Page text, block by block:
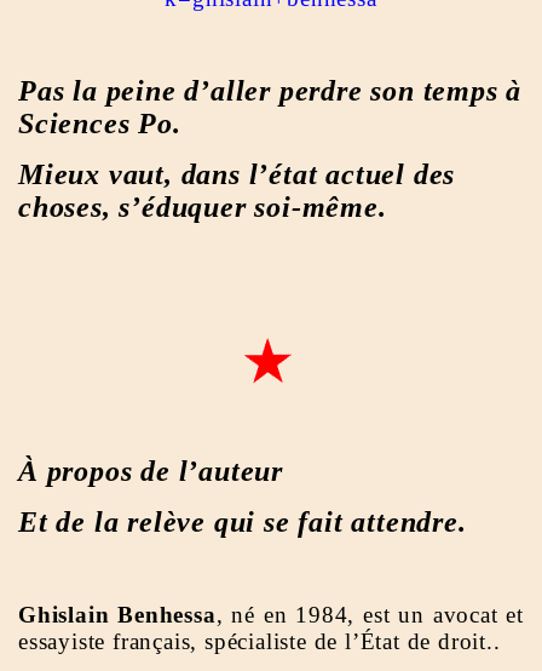
Pas la peine d’aller perdre son temps à
Sciences Po.
Mieux vaut, dans l’état actuel des
choses, s’éduquer soi-même.
À propos de l’auteur
Et de la relève qui se fait attendre.
Ghislain Benhessa, né en 1984, est un avocat et
essayiste français, spécialiste de l’État de droit..